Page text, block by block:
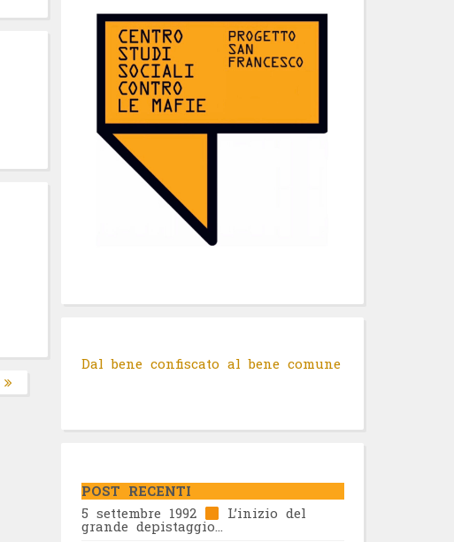
Dal bene confiscato al bene comune
POST RECENTI
5 settembre 1992
L’inizio del
grande depistaggio…